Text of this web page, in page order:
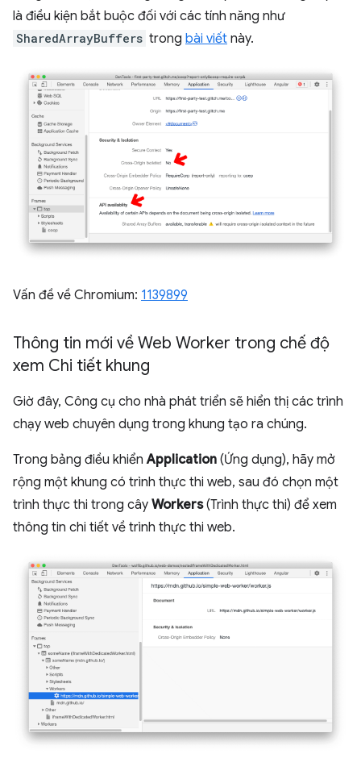
là điều kiện bắt buộc đối với các tính năng như
SharedArrayBuffers trong bài viết này.
Vấn đề về Chromium: 1139899
Thông tin mới về Web Worker trong chế độ
xem Chi tiết khung
Giờ đây, Công cụ cho nhà phát triển sẽ hiển thị các trình
chạy web chuyên dụng trong khung tạo ra chúng.
Trong bảng điều khiểnApplication (Ứng dụng), hãy mở
rộng một khung có trình thực thi web, sau đó chọn một
trình thực thi trong cây Workers(Trình thực thi) để xem
thông tin chi tiết về trình thực thi web.